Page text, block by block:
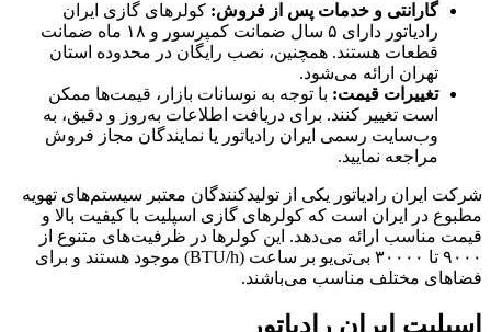
گارانتی و خدمات پس از فروش: کولرهای گازی ایران
رادیاتور دارای ۵ سال ضمانت کمپرسور و ۱۸ ماه ضمانت
قطعات هستند. همچنین، نصب رایگان در محدوده استان
تهران ارائه می‌شود. ​
تغییرات قیمت: با توجه به نوسانات بازار، قیمت‌ها ممکن
است تغییر کنند. برای دریافت اطلاعات به‌روز و دقیق، به
وب‌سایت رسمی ایران رادیاتور یا نمایندگان مجاز فروش
مراجعه نمایید. ​
شرکت ایران رادیاتور یکی از تولیدکنندگان معتبر سیستم‌های تهویه
مطبوع در ایران است که کولرهای گازی اسپلیت با کیفیت بالا و
قیمت مناسب ارائه می‌دهد. این کولرها در ظرفیت‌های متنوع از
۹۰۰۰ تا ۳۰۰۰۰ بی‌تی‌یو بر ساعت (BTU/h) موجود هستند و برای
فضاهای مختلف مناسب می‌باشند. ​
اسپلیت ایران رادیاتور